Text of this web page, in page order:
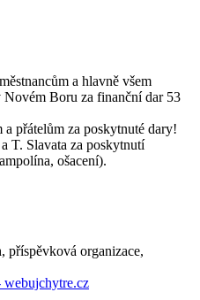
a hlavně všem
Boru za finanční dar 53
přátelům za poskytnuté dary!
T. Slavata za poskytnutí
ošacení).
organizace,
webujchytre.cz